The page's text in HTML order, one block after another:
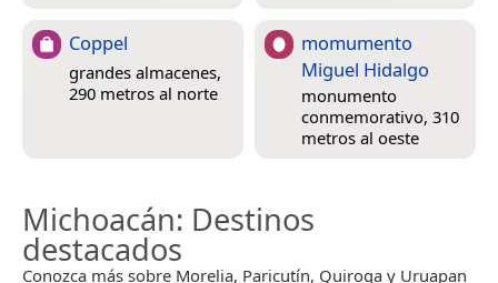
Coppel
grandes almacenes,
290 metros al norte
momumento
Miguel Hidalgo
monumento
conmemorativo, 310
metros al oeste
Michoacán: Destinos
destacados
Conozca más sobre Morelia, Paricutín, Quiroga y Uruapan